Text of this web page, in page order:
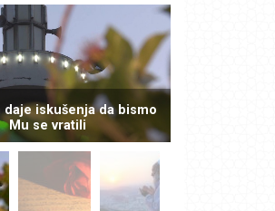
daje iskušenja da bismo
Mu se vratili